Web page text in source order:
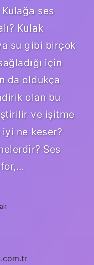
Kulağa ses
Kulak
su gibi birçok
için
da oldukça
olan bu
ve işitme
iyi ne keser?
Ses